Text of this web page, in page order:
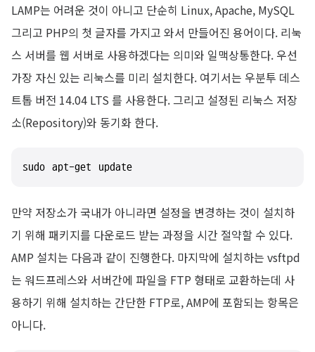
LAMP는 어려운 것이 아니고 단순히 Linux, Apache, MySQL
그리고 PHP의 첫 글자를 가지고 와서 만들어진 용어이다. 리눅
스 서버를 웹 서버로 사용하겠다는 의미와 일맥상통한다. 우선
가장 자신 있는 리눅스를 미리 설치한다. 여기서는 우분투 데스
트톱 버전 14.04 LTS 를 사용한다. 그리고 설정된 리눅스 저장
소(Repository)와 동기화 한다.
sudo apt-get update
만약 저장소가 국내가 아니라면 설정을 변경하는 것이 설치하
기 위해 패키지를 다운로드 받는 과정을 시간 절약할 수 있다.
AMP 설치는 다음과 같이 진행한다. 마지막에 설치하는 vsftpd
는 워드프레스와 서버간에 파일을 FTP 형태로 교환하는데 사
용하기 위해 설치하는 간단한 FTP로, AMP에 포함되는 항목은
아니다.